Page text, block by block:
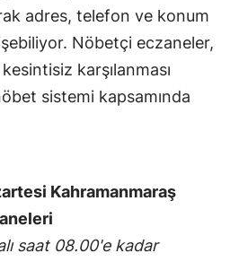
adres, telefon ve konum
Nöbetçi eczaneler,
karşılanması
sistemi kapsamında
Kahramanmaraş
saat 08.00'e kadar